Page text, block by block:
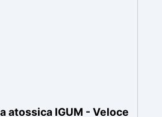
atossica IGUM - Veloce